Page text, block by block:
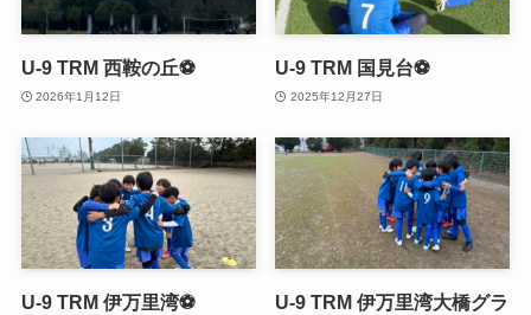
U-9 TRM 西鞍の丘⚽️
2026年1月12日
U-9 TRM 国見台⚽
2025年12月27日
U-9 TRM 伊万里湾⚽
U-9 TRM 伊万里湾大橋グラ